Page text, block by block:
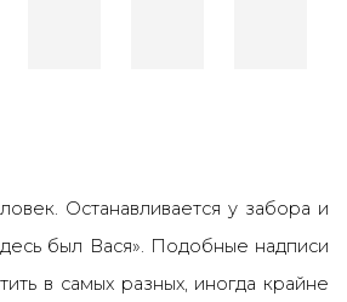
Останавливается у забора и
был Вася». Подобные надписи
в самых разных, иногда крайне